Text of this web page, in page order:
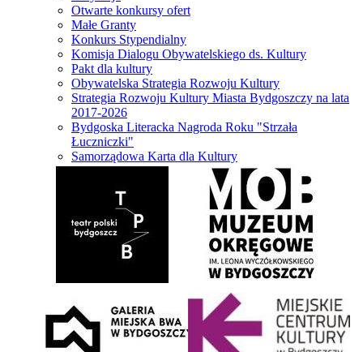
Otwarte konkursy ofert
Małe Granty
Konkurs Stypendialny
Komisja Dialogu Obywatelskiego ds. Kultury
Pakt dla kultury
Obywatelska Strategia Rozwoju Kultury
Strategia Rozwoju Kultury Miasta Bydgoszczy na lata
2017-2026
Bydgoska Literacka Nagroda Roku "Strzała
Łuczniczki"
Samorządowa Karta dla Kultury